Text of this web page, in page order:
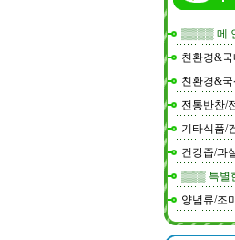
▒▒▒▒ 메
친환경&
친환경&
전통반찬/
기타식품/
건강즙/과
▒▒▒ 특별
양념류/조